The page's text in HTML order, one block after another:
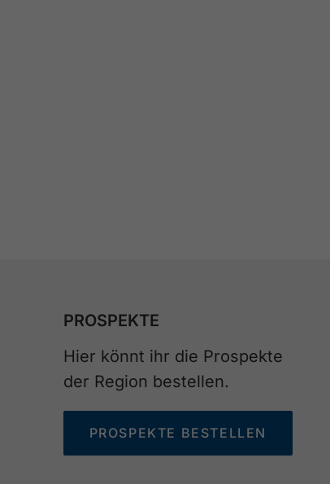
PROSPEKTE
Hier könnt ihr die Prospekte
der Region bestellen.
PROSPEKTE BESTELLEN